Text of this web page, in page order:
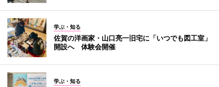
学ぶ・知る
佐賀の洋画家・山口亮一旧宅に「いつでも図工室」
開設へ 体験会開催
学ぶ・知る